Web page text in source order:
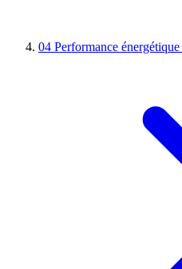
04 Performance énergétique